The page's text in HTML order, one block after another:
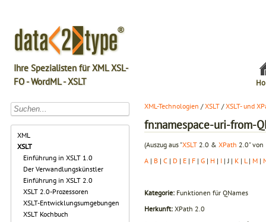
Ihre Spezialisten für XML XSL-
FO - WordML - XSLT
XML
XSLT
Einführung in XSLT 1.0
Der Verwandlungskünstler
Einführung in XSLT 2.0
XSLT 2.0-Prozessoren
XSLT-Entwicklungsumgebungen
XSLT Kochbuch
XML-Technologien /XSLT /XSLT- und
fn:namespace-uri-from-
(Auszug aus "XSLT 2.0 & XPath 2.0" von
A | B | C | D | E | F | G | H | I | J | K | L | M |
Kategorie: Funktionen für QNames
Herkunft: XPath 2.0